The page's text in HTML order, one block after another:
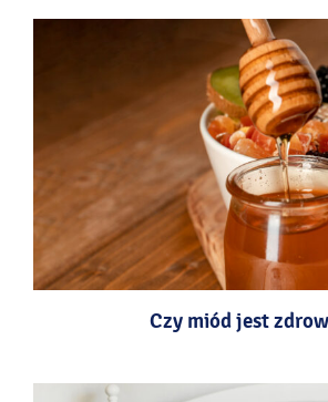
Czy miód jest